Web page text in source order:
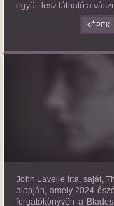
együtt lesz látható a
KÉPEK
THE
John Lavelle írta, saját,
alapján, amely 2024
forgatókönyvön a